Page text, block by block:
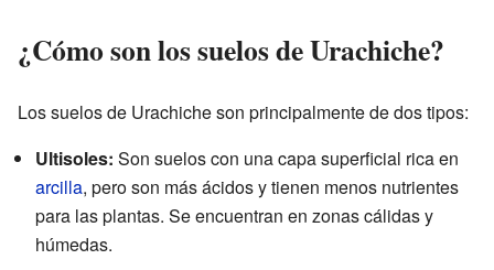
¿Cómo son los suelos de Urachiche?
Los suelos de Urachiche son principalmente de dos tipos:
Ultisoles: Son suelos con una capa superficial rica en
arcilla, pero son más ácidos y tienen menos nutrientes
para las plantas. Se encuentran en zonas cálidas y
húmedas.